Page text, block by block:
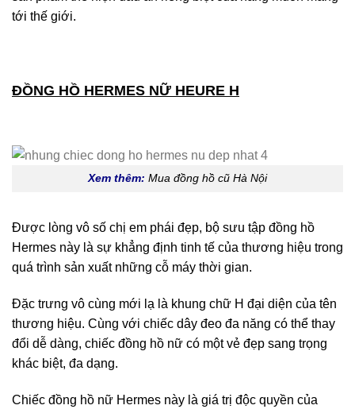
tới thế giới.
ĐỒNG HỒ HERMES NỮ HEURE H
Xem thêm: Mua đồng hồ cũ Hà Nội
Được lòng vô số chị em phái đẹp, bộ sưu tập đồng hồ
Hermes này là sự khẳng định tinh tế của thương hiệu trong
quá trình sản xuất những cỗ máy thời gian.
Đặc trưng vô cùng mới lạ là khung chữ H đại diện của tên
thương hiệu. Cùng với chiếc dây đeo đa năng có thể thay
đổi dễ dàng, chiếc đồng hồ nữ có một vẻ đẹp sang trọng
khác biệt, đa dạng.
Chiếc đồng hồ nữ Hermes này là giá trị độc quyền của